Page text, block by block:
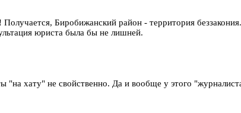
Биробижанский район - территория
юриста была бы не лишней.
"на хату" не свойственно. Да и вообще у этого